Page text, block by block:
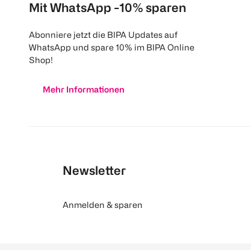
Mit WhatsApp -10% sparen
Abonniere jetzt die BIPA Updates auf
WhatsApp und spare 10% im BIPA Online
Shop!
Mehr Informationen
Newsletter
Anmelden & sparen